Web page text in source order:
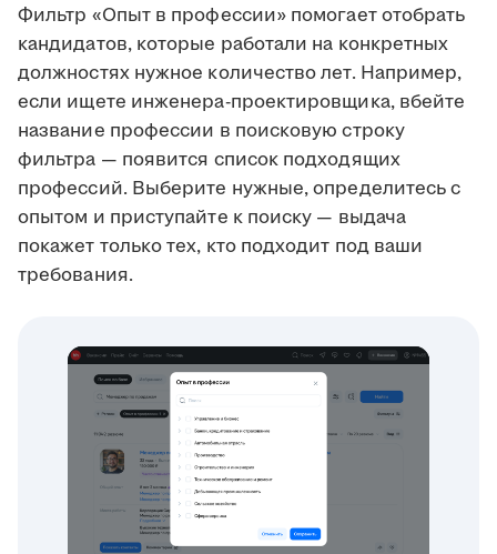
Фильтр «Опыт в профессии» помогает отобрать
кандидатов, которые работали на конкретных
должностях нужное количество лет. Например,
если ищете инженера-проектировщика, вбейте
название профессии в поисковую строку
фильтра — появится список подходящих
профессий. Выберите нужные, определитесь с
опытом и приступайте к поиску — выдача
покажет только тех, кто подходит под ваши
требования.